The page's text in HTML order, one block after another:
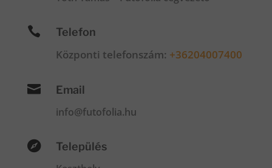
 Telefon
Központi telefonszám: +36204007400
 Email
info@futofolia.hu
 Település